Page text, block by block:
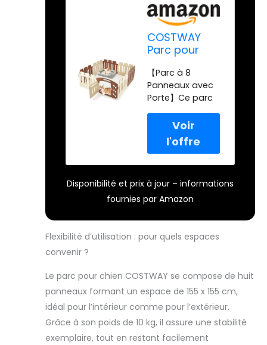
COSTWAY
Parc pour
Panneaux
avec Porte,
Enclos Chien
en HDPE avec
Motifs d’Os
Mignons,
Barrière de
Sécurité
Petits Moyens
Chiot Chat
155 x 60 CM
(Beige+Café)
【Parc à 8
Panneaux avec
Porte】Ce parc
8 panneaux est
avec une porte.
Mesurant 155 x
entièrement
assemblé, le
espace spacieux
pour que votre
L'assemblage ne
nécessite aucun
outil. 【Matériau
HDPE Toutes
Saisons】
Fabriqué en HDPE
Disponibilité et prix à jour – informations
fournies par Amazon
Flexibilité d’utilisation : pour quels espaces
convenir ?
Le parc pour chien COSTWAY se compose de huit
panneaux formant un espace de 155 x 155 cm,
idéal pour l’intérieur comme pour l’extérieur.
Grâce à son poids de 10 kg, il assure une stabilité
exemplaire, tout en restant facilement